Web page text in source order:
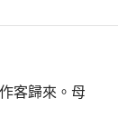
客歸來。母